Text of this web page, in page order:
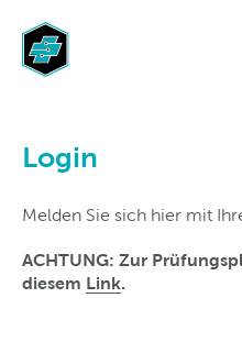
Login
Melden Sie sich hier mit
ACHTUNG: Zur
diesem Link.